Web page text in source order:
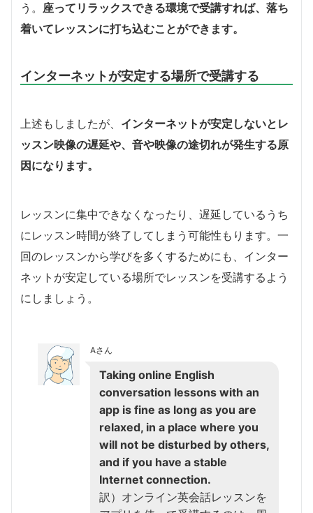
う。 座ってリラックスできる環境で受講すれば、落ち
着いてレッスンに打ち込むことができます。
インターネットが安定する場所で受講する
上述もしましたが、 インターネットが安定しないとレ
ッスン映像の遅延や、音や映像の途切れが発生する原
因になります。
レッスンに集中できなくなったり、遅延しているうち
にレッスン時間が終了してしまう可能性もります。一
回のレッスンから学びを多くするためにも、インター
ネットが安定している場所でレッスンを受講するよう
にしましょう。
Aさん
Taking online English
conversation lessons with an
app is fine as long as you are
relaxed, in a place where you
will not be disturbed by others,
and if you have a stable
Internet connection.
訳）オンライン英会話レッスンを